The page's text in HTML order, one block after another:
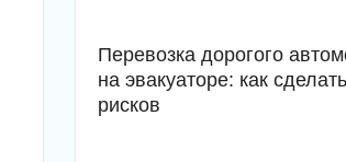
Перевозка дорогого
на эвакуаторе: как
рисков